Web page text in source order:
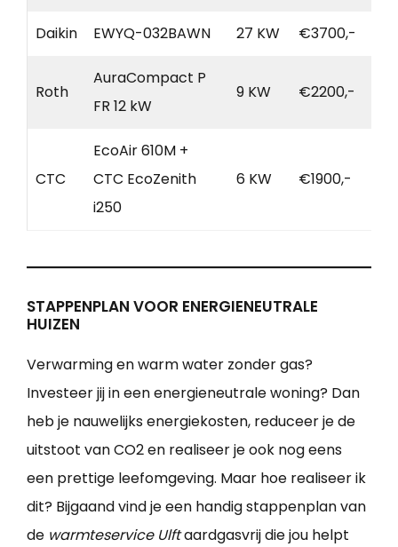
Daikin EWYQ-032BAWN 27 KW €3700,-
Roth
AuraCompact P
FR 12 kW
9 KW €2200,-
CTC
EcoAir 610M +
CTC EcoZenith
i250
6 KW €1900,-
STAPPENPLAN VOOR ENERGIENEUTRALE
HUIZEN
Verwarming en warm water zonder gas?
Investeer jij in een energieneutrale woning? Dan
heb je nauwelijks energiekosten, reduceer je de
uitstoot van CO2 en realiseer je ook nog eens
een prettige leefomgeving. Maar hoe realiseer ik
dit? Bijgaand vind je een handig stappenplan van
de warmteservice Ulftaardgasvrij die jou helpt